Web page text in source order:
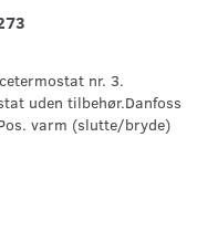
nr. 3.
uden tilbehør.Danfoss
varm (slutte/bryde)